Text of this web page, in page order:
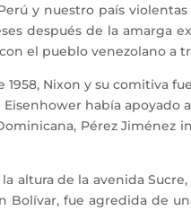
y nuestro país violentas
después de la amarga
el pueblo venezolano a
Nixon y su comitiva
había
Pérez Jiménez
altura de la avenida
fue agredida de